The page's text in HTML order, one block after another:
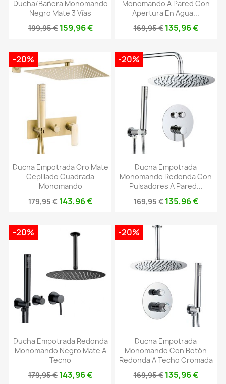
Ducha/bañera Monomando
Negro Mate 3 Vías
199,95 € 159,96 €
Monomando A Pared Con
Apertura En Agua...
169,95 € 135,96 €
Ducha Empotrada Oro Mate
Cepillado Cuadrada
Monomando
179,95 € 143,96 €
-20%
Ducha Empotrada
Monomando Redonda Con
Pulsadores A Pared...
169,95 € 135,96 €
-20%
Ducha Empotrada Redonda
Monomando Negro Mate A
Techo
179,95 € 143,96 €
-20%
Ducha Empotrada
Monomando Con Botón
Redonda A Techo Cromada
169,95 € 135,96 €
-20%